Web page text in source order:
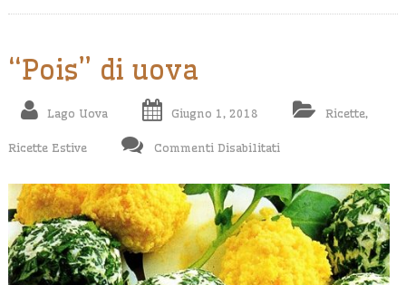
“Pois” di uova
Lago Uova Giugno 1, 2018 Ricette,
Ricette Estive Commenti Disabilitati
Di
Uova